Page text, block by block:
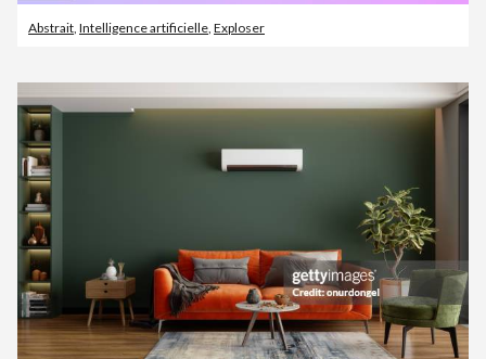
Abstrait Intelligence artificielle Exploser